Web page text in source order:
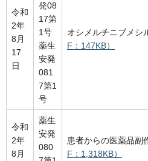
令和
2年
8月
17
日
発08
17第
1号
薬生
安発
081
7第1
号
オシメルチニブメシ
F：147KB）
令和
2年
8月
薬生
安発
080
患者からの医薬品副
F：1,318KB）